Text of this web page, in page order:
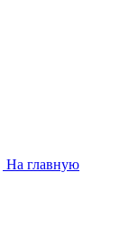
На главную